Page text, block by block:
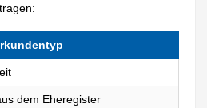
dem Eheregister